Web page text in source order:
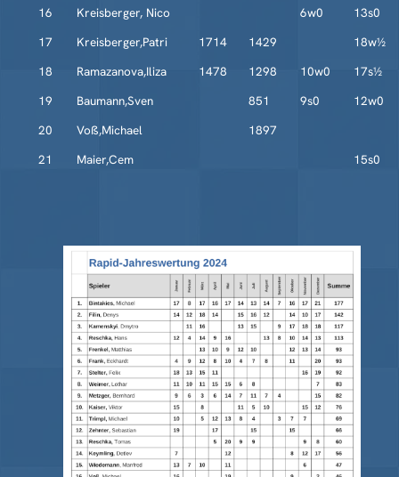
16
Kreisberger, Nico 6w0
13s0
17
Kreisberger,Patri 1714 1429
18w½
18
Ramazanova,Iliza 1478 1298 10w0
17s½
19
Baumann,Sven 851 9s0
12w0
20
Voß,Michael
1897
21
Maier,Cem 15s0